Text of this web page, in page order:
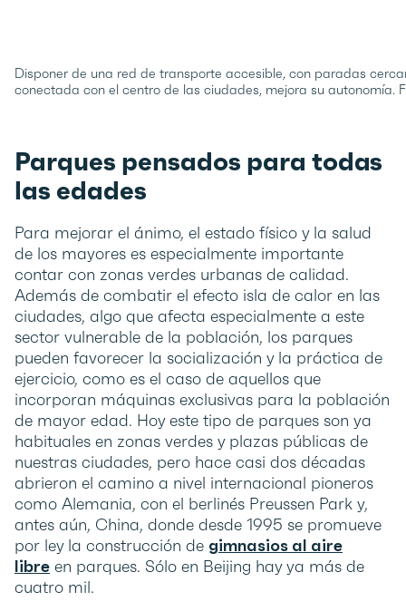
Disponer de una red de transporte accesible, con paradas
conectada con el centro de las ciudades, mejora su autonomía.
Parques pensados para todas
las edades
Para mejorar el ánimo, el estado físico y la salud
de los mayores es especialmente importante
contar con zonas verdes urbanas de calidad.
Además de combatir el efecto isla de calor en las
ciudades, algo que afecta especialmente a este
sector vulnerable de la población, los parques
pueden favorecer la socialización y la práctica de
ejercicio, como es el caso de aquellos que
incorporan máquinas exclusivas para la población
de mayor edad. Hoy este tipo de parques son ya
habituales en zonas verdes y plazas públicas de
nuestras ciudades, pero hace casi dos décadas
abrieron el camino a nivel internacional pioneros
como Alemania, con el berlinés Preussen Park y,
antes aún, China, donde desde 1995 se promueve
por ley la construcción de gimnasios al aire
libre en parques. Sólo en Beijing hay ya más de
cuatro mil.